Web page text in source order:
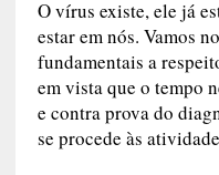
O vírus existe, ele já
estar em nós. Vamos
fundamentais a
em vista que o tempo
e contra prova do
se procede às